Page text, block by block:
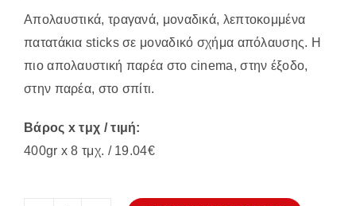
Απολαυστικά, τραγανά, μοναδικά, λεπτοκομμένα
πατατάκια sticks σε μοναδικό σχήμα απόλαυσης. Η
πιο απολαυστική παρέα στο cinema, στην έξοδο,
στην παρέα, στο σπίτι.
Βάρος x τμχ / τιμή:
400gr x 8 τμχ. / 19.04€